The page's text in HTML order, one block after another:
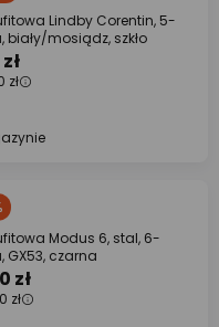
Lindby Corentin, 5-
biały/mosiądz, szkło
zł
Modus 6, stal, 6-
GX53, czarna
zł
zł